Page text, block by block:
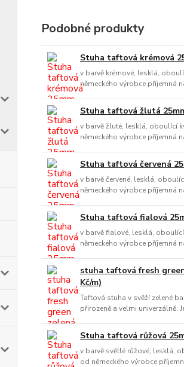
Podobné produkty
Stuha taftová krémová
v barvě krémové, lesklá,
německého výrobce příjemná
Stuha taftová žlutá
v barvě žluté, lesklá, oboulící
německého výrobce příjemná
Stuha taftová červená
v barvě červené, lesklá,
německého výrobce příjemná
Stuha taftová fialová
v barvě fialové, lesklá,
německého výrobce příjemná
stuha taftová fresh
Kč/m)
Taftová stuha v svěží zelené
přirozeně a velmi univerzálně.
Stuha taftová růžová
v barvě světlé růžové, lesklá,
od německého výrobce